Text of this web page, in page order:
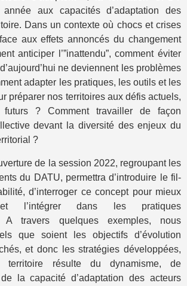
année aux capacités d’adaptation des
Dans un contexte où chocs et crises
aux effets annoncés du changement
anticiper l’”inattendu”, comment éviter
ne deviennent les problèmes
adapter les pratiques, les outils et les
préparer nos territoires aux défis actuels,
futurs ? Comment travailler de façon
devant la diversité des enjeux du
?
de la session 2022, regroupant les
du DATU, permettra d’introduire le fil-
d’interroger ce concept pour mieux
et l’intégrer dans les pratiques
A travers quelques exemples, nous
que soient les objectifs d’évolution
et donc les stratégies développées,
territoire résulte du dynamisme, de
de la capacité d’adaptation des acteurs